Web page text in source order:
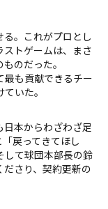
。これがプロとし
トゲームは、まさ
のだった。
も貢献できるチー
いた。
本からわざわざ足
戻ってきてほし
して球団本部長の鈴
さり、契約更新の